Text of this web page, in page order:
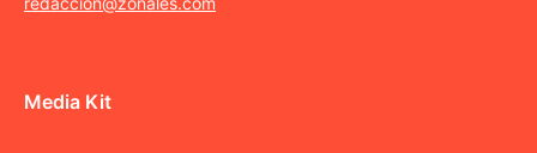
Media Kit